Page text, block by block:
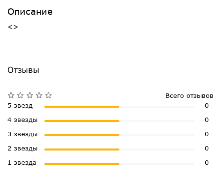
Описание
<>
Отзывы
Всего отзывов
5 звезд
0
4 звезды
0
3 звезды
0
2 звезды
0
1 звезда
0